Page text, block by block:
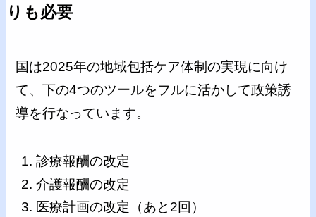
りも必要
国は2025年の地域包括ケア体制の実現に向け
て、下の4つのツールをフルに活かして政策誘
導を行なっています。
診療報酬の改定
介護報酬の改定
医療計画の改定（あと2回）